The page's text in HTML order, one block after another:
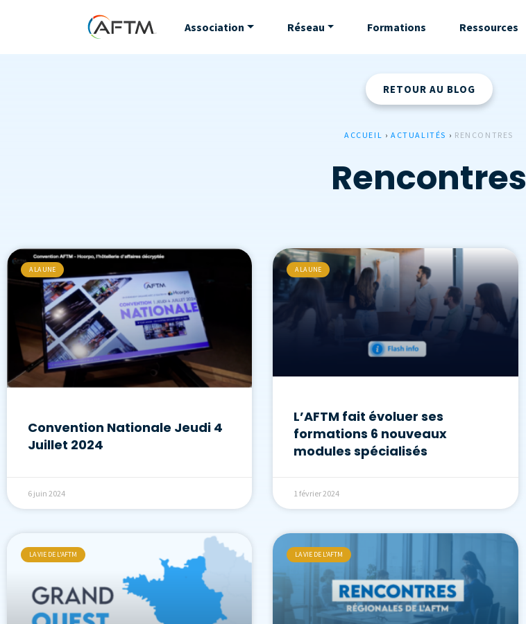
Association Réseau Formations Ressources
RETOUR AU BLOG
ACCUEIL ›ACTUALITÉS › RENCONTRES
Rencontres
A LA UNE
Convention Nationale Jeudi 4
Juillet 2024
6 juin 2024
A LA UNE
L’AFTM fait évoluer ses
formations 6 nouveaux
modules spécialisés
1 février 2024
LA VIE DE L'AFTM LA VIE DE L'AFTM